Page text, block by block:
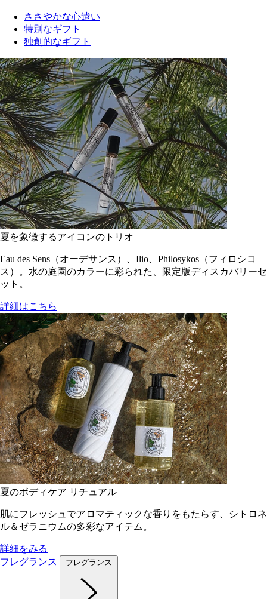
ささやかな心遣い
特別なギフト
独創的なギフト
夏を象徴するアイコンのトリオ
Eau des Sens（オーデサンス）、Ilio、Philosykos（フィロシコ
ス）。水の庭園のカラーに彩られた、限定版ディスカバリーセ
ット。
詳細はこちら
夏のボディケア リチュアル
肌にフレッシュでアロマティックな香りをもたらす、シトロネ
ル＆ゼラニウムの多彩なアイテム。
詳細をみる
フレグランス
フレグランス